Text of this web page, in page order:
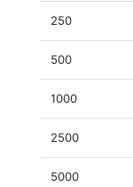
250
500
1000
2500
5000